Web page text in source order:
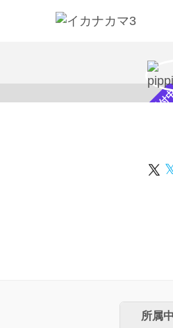
スカウト受
所属中